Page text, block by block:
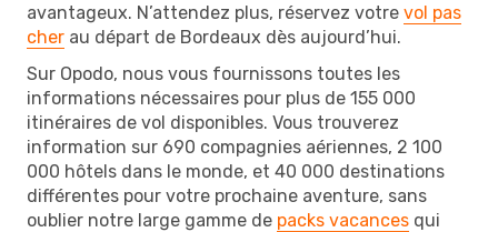
avantageux. N’attendez plus, réservez votre vol pas
cher au départ de Bordeaux dès aujourd’hui.
Sur Opodo, nous vous fournissons toutes les
informations nécessaires pour plus de 155 000
itinéraires de vol disponibles. Vous trouverez
information sur 690 compagnies aériennes, 2 100
000 hôtels dans le monde, et 40 000 destinations
différentes pour votre prochaine aventure, sans
oublier notre large gamme de packs vacances qui